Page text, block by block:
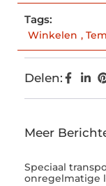
Tags:
Winkelen ,
Delen:
Meer
Speciaal
onregelmatige